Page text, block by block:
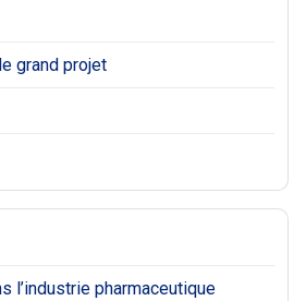
grand projet
l’industrie pharmaceutique